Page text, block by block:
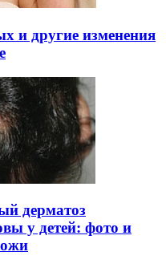
и другие изменения
дерматоз
у детей: фото и